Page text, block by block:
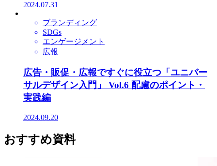
2024.07.31
ブランディング
SDGs
エンゲージメント
広報
広告・販促・広報ですぐに役立つ「ユニバー
サルデザイン入門」 Vol.6 配慮のポイント・
実践編
2024.09.20
おすすめ資料